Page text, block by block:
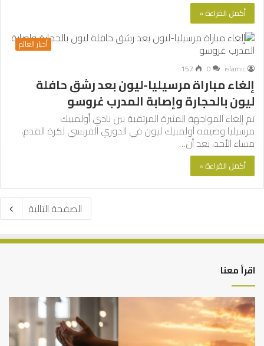
أكمل القراءة »
أخبار العالم
islamic
0
157
إلغاء مباراة مرسيليا-ليون بعد رشق حافلة
ليون بالحجارة وإصابة المدرب غروسو
تم إلغاء المواجهة المثيرة المرتقبة بين نادي أولمبيك
مرسيليا وضيفه أولمبيك ليون في الدوري الفرنسي لكرة القدم،
مساء الأحد، بعد أن…
أكمل القراءة »
الصفحة التالية
اقرأ معنا
أهم
أسباب
عدم
استجابة